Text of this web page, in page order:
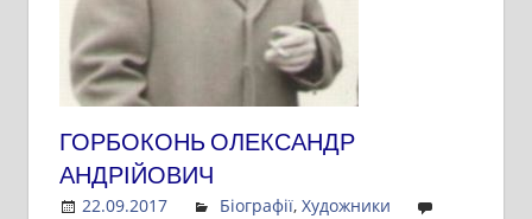
ГОРБОКОНЬ ОЛЕКСАНДР
АНДРІЙОВИЧ
22.09.2017 Admin
Біографії, Художники